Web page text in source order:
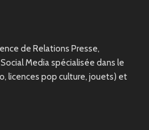
de Relations Presse,
Media spécialisée dans le
licences pop culture, jouets) et